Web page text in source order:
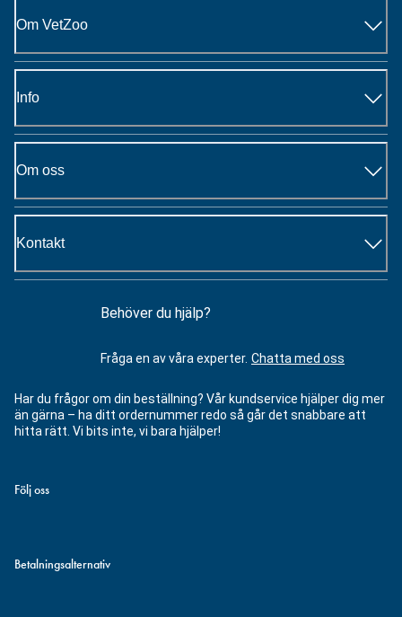
Om VetZoo
Info
Om oss
Kontakt
Behöver du hjälp?
Fråga en av våra experter. Chatta med oss
Har du frågor om din beställning? Vår kundservice hjälper dig mer
än gärna – ha ditt ordernummer redo så går det snabbare att
hitta rätt. Vi bits inte, vi bara hjälper!
Följ oss
Betalningsalternativ